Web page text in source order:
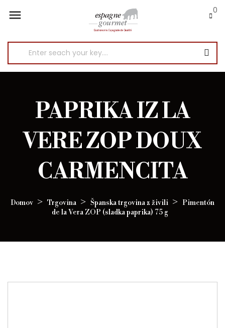
 0
PAPRIKA IZ LA
VERE ZOP DOUX
CARMENCITA
Domov Trgovina Španska trgovina z živili
Pimentón
de la Vera ZOP (sladka paprika) 75 g